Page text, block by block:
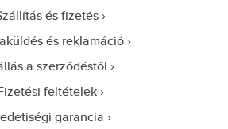
és fizetés
és reklamáció
a szerződéstől
feltételek
garancia